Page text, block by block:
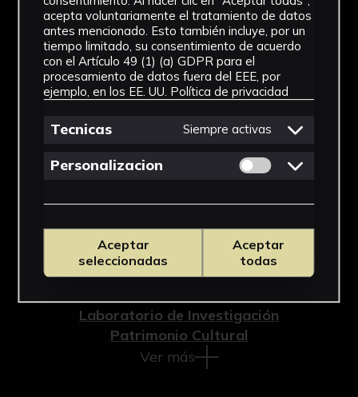
Tipología
Documento
Cronología
SF
Cartulina
Ubicación
Laboratorio de Investigación
Patrimonio Cultural
Ver más
acepta voluntariamente el tratamiento de datos
antes mencionado. Esto también incluye, por un
tiempo limitado, su consentimiento de acuerdo
con el Artículo 49 (1) (a) GDPR para el
procesamiento de datos fuera del EEE, por
ejemplo, en los EE. UU. Política de privacidad
Tecnicas Siempre activas
Personalizacion Permitir cookies
Aceptar
seleccionadas
Aceptar
todas